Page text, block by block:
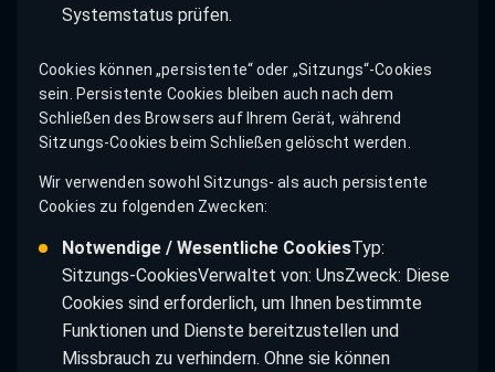
Systemstatus prüfen.
Cookies können „persistente“ oder „Sitzungs“-Cookies
sein. Persistente Cookies bleiben auch nach dem
Schließen des Browsers auf Ihrem Gerät, während
Sitzungs-Cookies beim Schließen gelöscht werden.
Wir verwenden sowohl Sitzungs- als auch persistente
Cookies zu folgenden Zwecken:
Notwendige / Wesentliche CookiesTyp:
Sitzungs-CookiesVerwaltet von: UnsZweck: Diese
Cookies sind erforderlich, um Ihnen bestimmte
Funktionen und Dienste bereitzustellen und
Missbrauch zu verhindern. Ohne sie können